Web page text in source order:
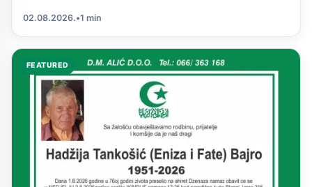
02.08.2026.•1 min
FEATURED